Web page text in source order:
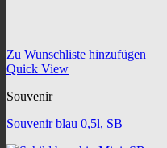
Zu Wunschliste hinzufügen
Quick View
Souvenir
Souvenir blau 0,5l, SB